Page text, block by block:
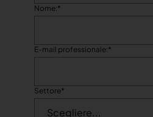
*
Nome:
*
E-mail professionale:
*
Settore